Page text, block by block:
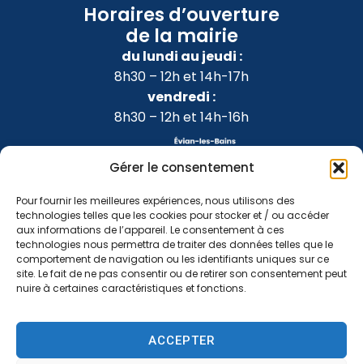
Gérer le consentement
Pour fournir les meilleures expériences, nous utilisons des
technologies telles que les cookies pour stocker et / ou accéder
aux informations de l’appareil. Le consentement à ces
technologies nous permettra de traiter des données telles que le
comportement de navigation ou les identifiants uniques sur ce
site. Le fait de ne pas consentir ou de retirer son consentement peut
nuire à certaines caractéristiques et fonctions.
ACCEPTER
Horaires d’ouverture
de la mairie
du lundi au jeudi :
8h30 – 12h et 14h-17h
vendredi :
8h30 – 12h et 14h-16h
Confidentialité